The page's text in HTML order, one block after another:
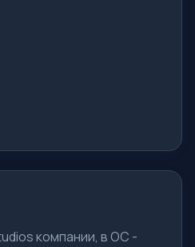
компании, в ОС -